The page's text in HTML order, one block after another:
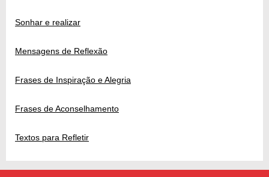
Sonhar e realizar
Mensagens de Reflexão
Frases de Inspiração e Alegria
Frases de Aconselhamento
Textos para Refletir